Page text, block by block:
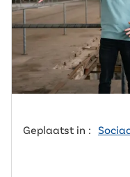
Geplaatst in :